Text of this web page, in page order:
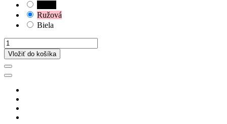
Ružová
Biela
Vložiť do košíka